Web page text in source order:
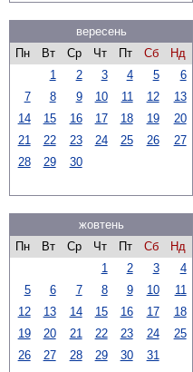
вересень
Пн
Вт Ср Чт Пт Сб
Нд
1
2 3 4 5
6
7
8 9 10 11 12
13
14
15 16 17 18 19
20
21
22 23 24 25 26
27
28
29 30
жовтень
Пн
Вт Ср Чт Пт Сб
Нд
1
2 3
4
5
6 7 8 9 10
11
12
13 14 15 16 17
18
19
20 21 22 23 24
25
26
27 28 29 30 31